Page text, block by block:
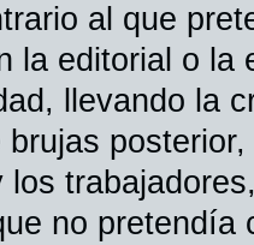
al que
la editorial o la
llevando la
brujas
los
no pretendía